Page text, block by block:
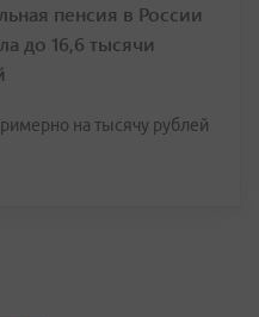
пенсия в России
до 16,6 тысячи
на тысячу рублей